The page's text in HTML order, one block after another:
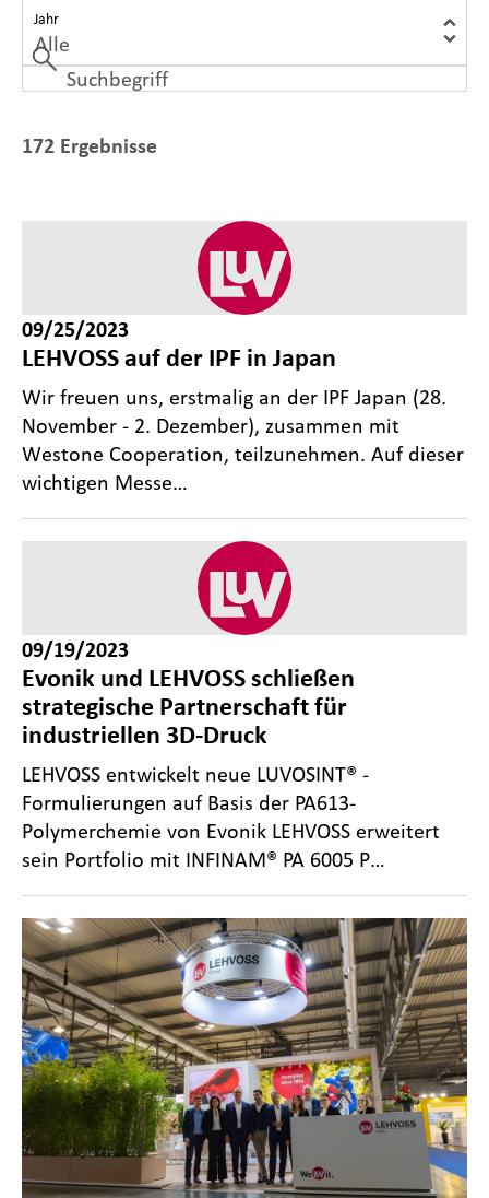
Jahr
172 Ergebnisse
09/25/2023
LEHVOSS auf der IPF in Japan
Wir freuen uns, erstmalig an der IPF Japan (28.
November - 2. Dezember), zusammen mit
Westone Cooperation, teilzunehmen. Auf dieser
wichtigen Messe…
09/19/2023
Evonik und LEHVOSS schließen
strategische Partnerschaft für
industriellen 3D-Druck
LEHVOSS entwickelt neue LUVOSINT® -
Formulierungen auf Basis der PA613-
Polymerchemie von Evonik LEHVOSS erweitert
sein Portfolio mit INFINAM® PA 6005 P…